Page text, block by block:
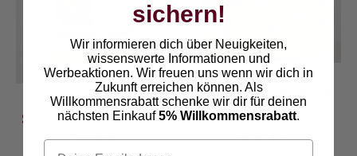
Bienenwachs
Stumpenkerze ca. 45 x
50 mm
Himbeerblütenhonig
aus dem Harz
auf.
Optionen
können
auf
der
gewählt
sichern!
Wir informieren dich über Neuigkeiten,
wissenswerte Informationen und
Werbeaktionen. Wir freuen uns wenn wir dich in
Zukunft erreichen können. Als
Willkommensrabatt schenke wir dir für deinen
nächsten Einkauf5% Willkommensrabatt.